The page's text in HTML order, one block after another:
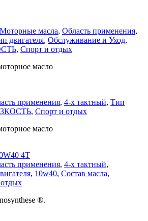
Моторные масла, Область применения,
двигателя, Обслуживание и Уход,
, Спорт и отдых
масло
применения, 4-х тактный, Тип
, Спорт и отдых
масло
4T
применения, 4-х тактный,
, 10w40, Состав масла,
®.